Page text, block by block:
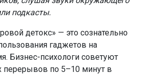
подкасты.
детокс» — это сознательно
гаджетов на
Бизнес-психологи советуют
перерывов по 5–10 минут в